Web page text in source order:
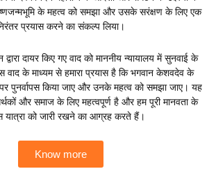
के महत्व को समझा और उसके सरंक्षण के लिए एक
प्रयास करने का संकल्प लिया।
दायर किए गए वाद को माननीय न्यायालय में सुनवाई के
वाद के माध्यम से हमारा प्रयास है कि भगवान केशवदेव के
पुनर्वापस किया जाए और उनके महत्व को समझा जाए। यह
और समाज के लिए महत्वपूर्ण है और हम पूरी मानवता के
यात्रा को जारी रखने का आग्रह करते हैं।
Know more